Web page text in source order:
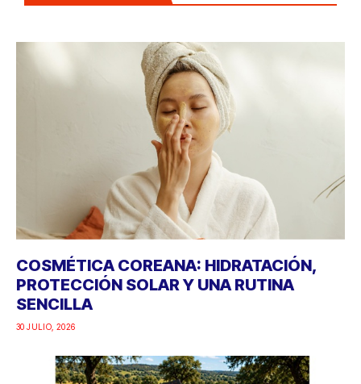
COSMÉTICA COREANA: HIDRATACIÓN,
PROTECCIÓN SOLAR Y UNA RUTINA
SENCILLA
30 JULIO, 2026